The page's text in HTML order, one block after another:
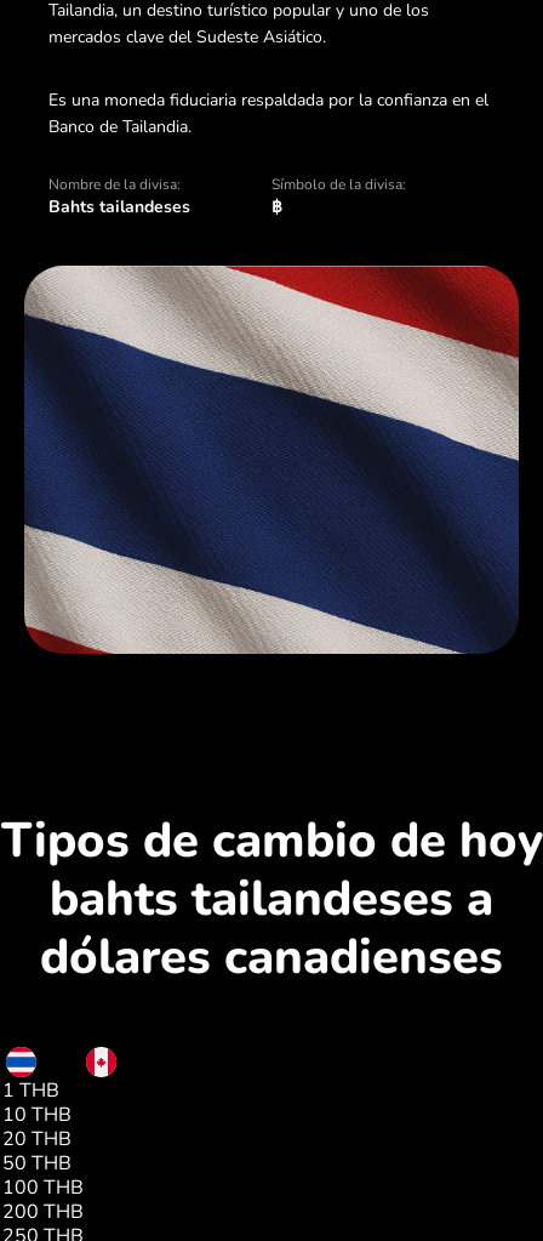
Tailandia, un destino turístico popular y uno de los
mercados clave del Sudeste Asiático.
Es una moneda fiduciaria respaldada por la confianza en el
Banco de Tailandia.
Nombre de la divisa:
Bahts tailandeses
Símbolo de la divisa:
฿
Tipos de cambio de hoy
bahts tailandeses a
dólares canadienses
THB
1 THB
10 THB
20 THB
50 THB
100 THB
200 THB
250 THB